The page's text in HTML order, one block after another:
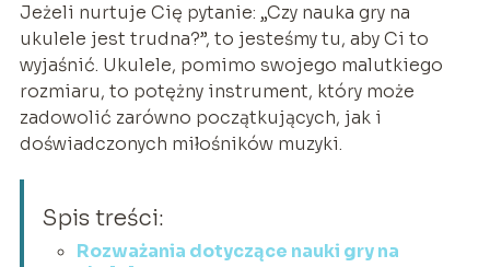
Jeżeli nurtuje Cię pytanie: „Czy nauka gry na
ukulele jest trudna?”, to jesteśmy tu, aby Ci to
wyjaśnić. Ukulele, pomimo swojego malutkiego
rozmiaru, to potężny instrument, który może
zadowolić zarówno początkujących, jak i
doświadczonych miłośników muzyki.
Spis treści:
Rozważania dotyczące nauki gry na